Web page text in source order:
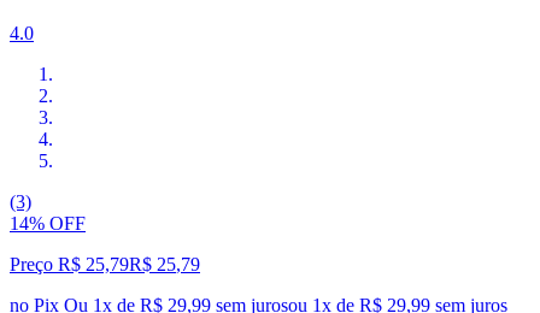
4.0
(3)
14% OFF
Preço R$ 25,79R$ 25,79
no Pix Ou 1x de R$ 29,99 sem jurosou 1x de R$ 29,99 sem juros